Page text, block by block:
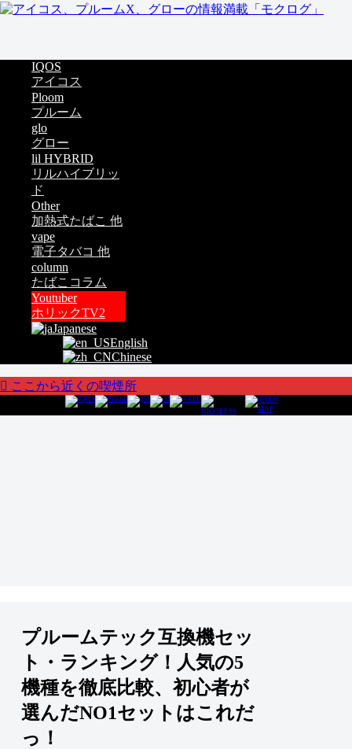
IQOS
アイコス
Ploom
プルーム
glo
グロー
lil HYBRID
リルハイブリッ
ド
Other
加熱式たばこ 他
vape
電子タバコ 他
column
たばこコラム
Youtuber
ホリックTV2
Japanese
English
Chinese
ここから近くの喫煙所
プルームテック互換機セッ
ト・ランキング！人気の5
機種を徹底比較、初心者が
選んだNO1セットはこれだ
っ！